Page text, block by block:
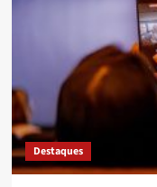
Destaques